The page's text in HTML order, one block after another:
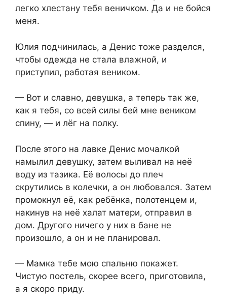
легко хлестану тебя веничком. Да и не бойся
меня.
Юлия подчинилась, а Денис тоже разделся,
чтобы одежда не стала влажной, и
приступил, работая веником.
— Вот и славно, девушка, а теперь так же,
как я тебя, со всей силы бей мне веником
спину, — и лёг на полку.
После этого на лавке Денис мочалкой
намылил девушку, затем выливал на неё
воду из тазика. Её волосы до плеч
скрутились в колечки, а он любовался. Затем
промокнул её, как ребёнка, полотенцем и,
накинув на неё халат матери, отправил в
дом. Другого ничего у них в бане не
произошло, а он и не планировал.
— Мамка тебе мою спальню покажет.
Чистую постель, скорее всего, приготовила,
а я скоро приду.